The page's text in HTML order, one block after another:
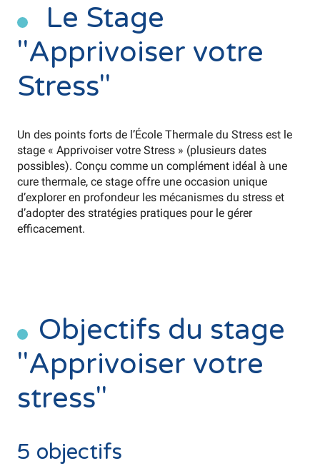
Le Stage
"Apprivoiser votre
Stress"
Un des points forts de l’École Thermale du Stress est le
stage « Apprivoiser votre Stress » (plusieurs dates
possibles). Conçu comme un complément idéal à une
cure thermale, ce stage offre une occasion unique
d’explorer en profondeur les mécanismes du stress et
d’adopter des stratégies pratiques pour le gérer
efficacement.
Objectifs du stage
"Apprivoiser votre
stress"
5 objectifs